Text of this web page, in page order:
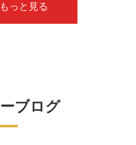
っと見る
ブログ